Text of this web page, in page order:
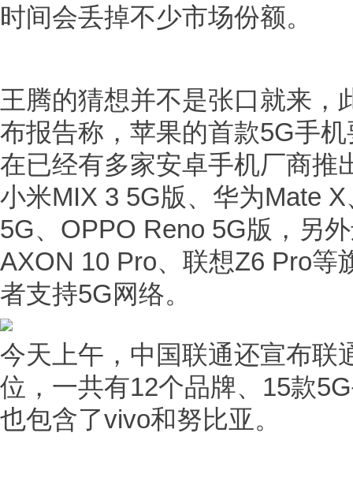
时间会丢掉不少市场份额。
王腾的猜想并不是张口就来，
布报告称，苹果的首款5G手
在已经有多家安卓手机厂商推
小米MIX 3 5G版、华为Mate
5G、OPPO Reno 5G版，另
AXON 10 Pro、联想Z6 Pro等
者支持5G网络。
今天上午，中国联通还宣布联
位，一共有12个品牌、15款
也包含了vivo和努比亚。